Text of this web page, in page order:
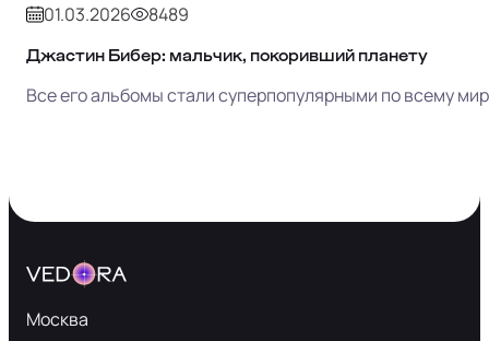
01.03.2026 8489
Джастин Бибер: мальчик, покоривший планету
Все его альбомы стали суперпопулярными по всему
Москва